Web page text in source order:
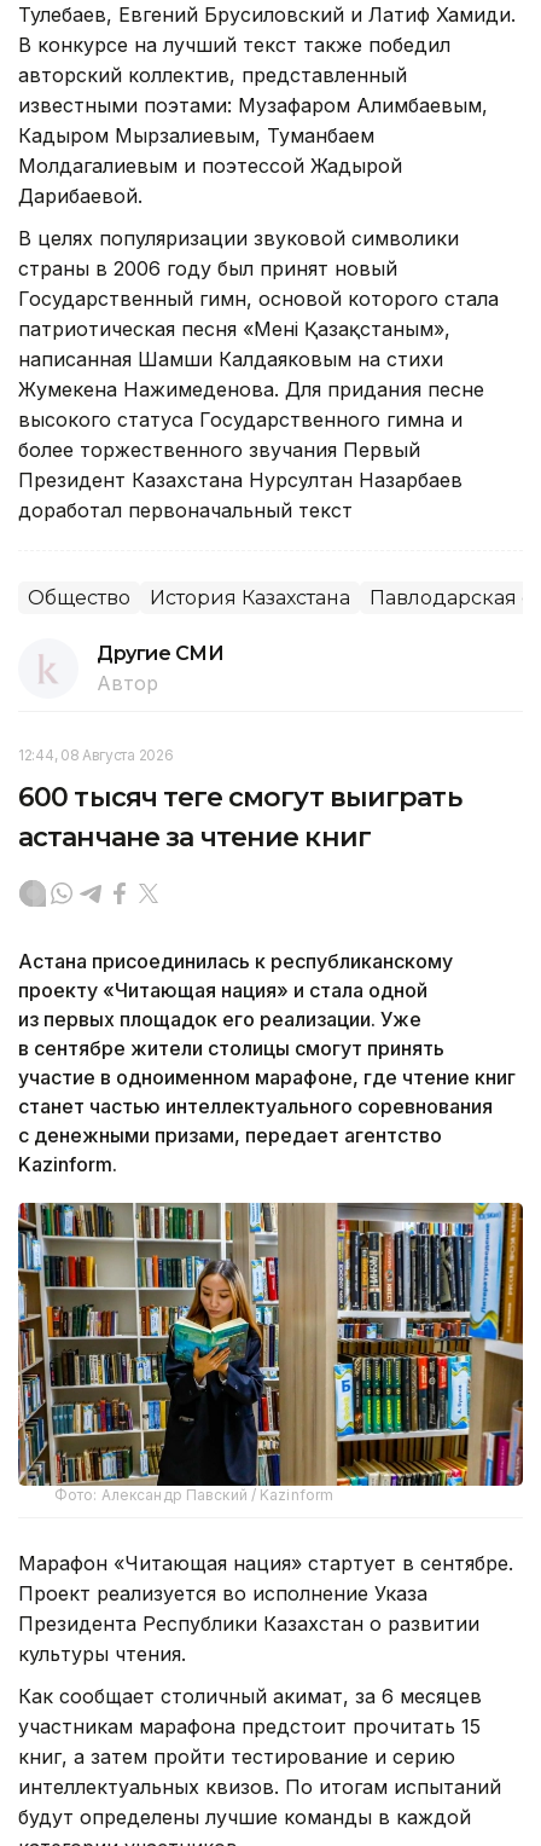
Тулебаев, Евгений Брусиловский и Латиф Хамиди.
В конкурсе на лучший текст также победил
авторский коллектив, представленный
известными поэтами: Музафаром Алимбаевым,
Кадыром Мырзалиевым, Туманбаем
Молдагалиевым и поэтессой Жадырой
Дарибаевой.
В целях популяризации звуковой символики
страны в 2006 году был принят новый
Государственный гимн, основой которого стала
патриотическая песня «Менiң Қазақстаным»,
написанная Шамши Калдаяковым на стихи
Жумекена Нажимеденова. Для придания песне
высокого статуса Государственного гимна и
более торжественного звучания Первый
Президент Казахстана Нурсултан Назарбаев
доработал первоначальный текст
Общество История Казахстана Павлодарская
Другие СМИ
Автор
12:44, 08 Августа 2026
600 тысяч теңге смогут выиграть
астанчане за чтение книг
Астана присоединилась к республиканскому
проекту «Читающая нация» и стала одной
из первых площадок его реализации. Уже
в сентябре жители столицы смогут принять
участие в одноименном марафоне, где чтение книг
станет частью интеллектуального соревнования
с денежными призами, передает агентство
Kazinform.
Фото: Александр Павский / Kazinform
Марафон «Читающая нация» стартует в сентябре.
Проект реализуется во исполнение Указа
Президента Республики Казахстан о развитии
культуры чтения.
Как сообщает столичный акимат, за 6 месяцев
участникам марафона предстоит прочитать 15
книг, а затем пройти тестирование и серию
интеллектуальных квизов. По итогам испытаний
будут определены лучшие команды в каждой